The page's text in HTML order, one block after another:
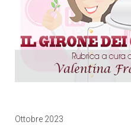
Ottobre 2023